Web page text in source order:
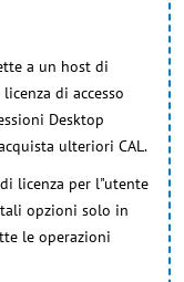
a un host di
di accesso
Desktop
ulteriori CAL.
licenza per l"utente
opzioni solo in
le operazioni